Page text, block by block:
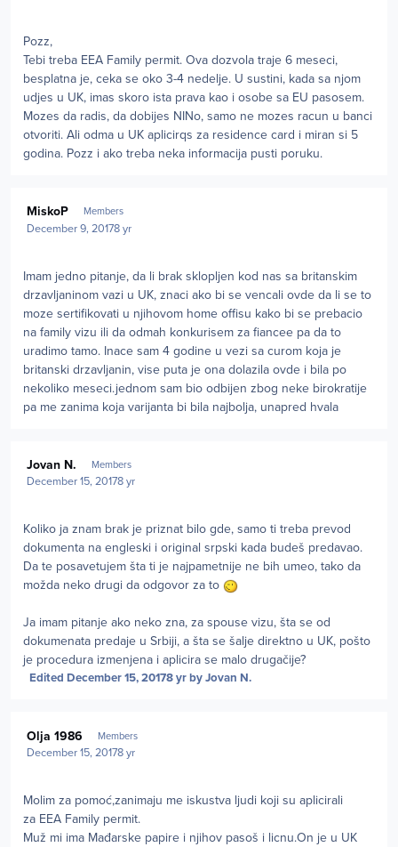
Pozz,
Tebi treba EEA Family permit. Ova dozvola traje 6 meseci,
besplatna je, ceka se oko 3-4 nedelje. U sustini, kada sa njom
udjes u UK, imas skoro ista prava kao i osobe sa EU pasosem.
Mozes da radis, da dobijes NINo, samo ne mozes racun u banci
otvoriti. Ali odma u UK aplicirqs za residence card i miran si 5
godina. Pozz i ako treba neka informacija pusti poruku.
MiskoP Members
December 9, 20178 yr
Imam jedno pitanje, da li brak sklopljen kod nas sa britanskim
drzavljaninom vazi u UK, znaci ako bi se vencali ovde da li se to
moze sertifikovati u njihovom home offisu kako bi se prebacio
na family vizu ili da odmah konkurisem za fiancee pa da to
uradimo tamo. Inace sam 4 godine u vezi sa curom koja je
britanski drzavljanin, vise puta je ona dolazila ovde i bila po
nekoliko meseci.jednom sam bio odbijen zbog neke birokratije
pa me zanima koja varijanta bi bila najbolja, unapred hvala
Jovan N. Members
December 15, 20178 yr
Koliko ja znam brak je priznat bilo gde, samo ti treba prevod
dokumenta na engleski i original srpski kada budeš predavao.
Da te posavetujem šta ti je najpametnije ne bih umeo, tako da
možda neko drugi da odgovor za to
Ja imam pitanje ako neko zna, za spouse vizu, šta se od
dokumenata predaje u Srbiji, a šta se šalje direktno u UK, pošto
je procedura izmenjena i aplicira se malo drugačije?
Edited December 15, 20178 yrby Jovan N.
Olja 1986 Members
December 15, 20178 yr
Molim za pomoć,zanimaju me iskustva ljudi koji su aplicirali
za EEA Family permit.
Muž mi ima Mađarske papire i njihov pasoš i licnu.On je u UK